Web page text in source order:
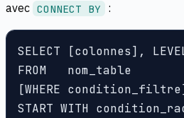
avec CONNECT BY :
SELECT [colonnes],
FROM   nom_table
[WHERE condition_filtre]
START WITH